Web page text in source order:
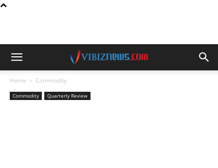
Home Commodity
Commodity Quarterly Review